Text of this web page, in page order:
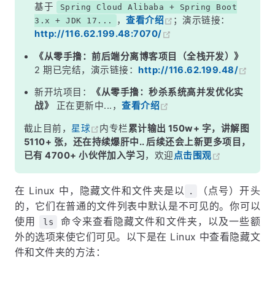
基于
Spring Cloud Alibaba + Spring Boot
3.x + JDK 17...
，查看介绍
；演示链接：
http://116.62.199.48:7070/
《从零手撸：前后端分离博客项目（全栈开发）》
2 期已完结，演示链接：http://116.62.199.48/
新开坑项目：
《从零手撸：秒杀系统高并发优化实
战》
正在更新中...，查看介绍
截止目前， 星球 内专栏累计输出 150w+ 字，讲解图
5110+ 张，还在持续爆肝中.. 后续还会上新更多项目，
已有 4700+ 小伙伴加入学习，欢迎点击围观
在 Linux 中，隐藏文件和文件夹是以 .
（点号）开头
的，它们在普通的文件列表中默认是不可见的。你可以
使用
ls
命令来查看隐藏文件和文件夹，以及一些额
外的选项来使它们可见。以下是在 Linux 中查看隐藏文
件和文件夹的方法：